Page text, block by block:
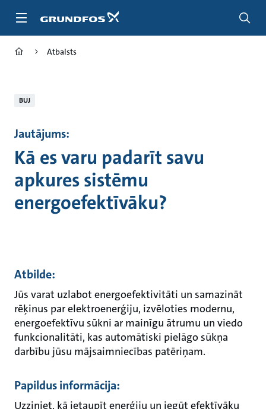
Atbalsts
BUJ
Jautājums:
Kā es varu padarīt savu
apkures sistēmu
energoefektīvāku?
Atbilde:
Jūs varat uzlabot energoefektivitāti un samazināt
rēķinus par elektroenerģiju, izvēloties modernu,
energoefektīvu sūkni ar mainīgu ātrumu un viedo
funkcionalitāti, kas automātiski pielāgo sūkņa
darbību jūsu mājsaimniecības patēriņam.
Papildus informācija:
Uzziniet, kā ietaupīt enerģiju un iegūt efektīvāku